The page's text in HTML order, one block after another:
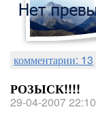
комментарии: 13
РОЗЫСК!!!!
29-04-2007 22:10